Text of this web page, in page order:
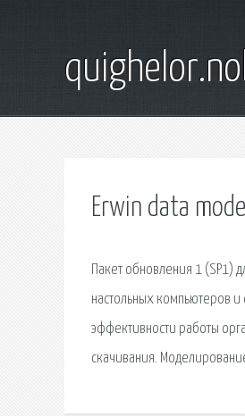
Erwin data
Пакет обновления 1
настольных компьютеров
эффективности работы
скачивания.